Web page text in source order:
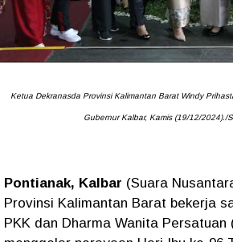
Ketua Dekranasda Provinsi Kalimantan Barat Windy
Gubernur Kalbar, Kamis (19/12/2024)./
Pontianak, Kalbar (Suara
Provinsi Kalimantan Barat bekerja
PKK dan Dharma Wanita Persatuan